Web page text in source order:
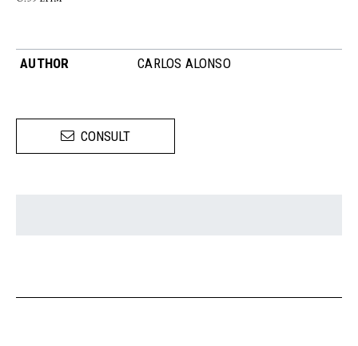
AUTHOR CARLOS ALONSO
CONSULT